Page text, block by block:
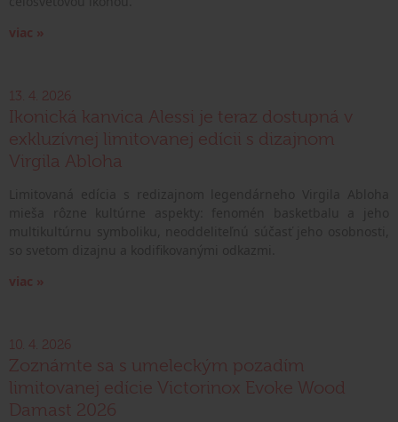
viac »
13. 4. 2026
Ikonická kanvica Alessi je teraz dostupná v
exkluzívnej limitovanej edícii s dizajnom
Virgila Abloha
viac »
10. 4. 2026
Zoznámte sa s umeleckým pozadím
limitovanej edície Victorinox Evoke Wood
Damast 2026